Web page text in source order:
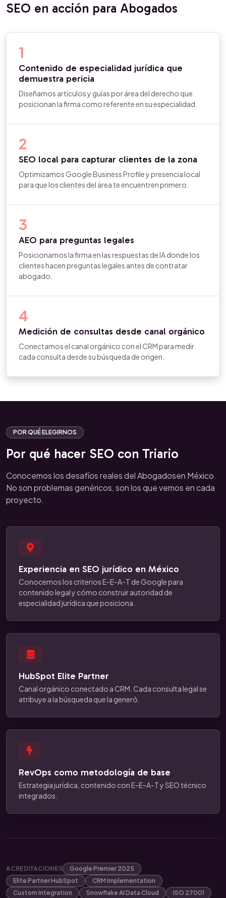
SEO en acción para Abogados
1
Contenido de especialidad jurídica que
demuestra pericia
Diseñamos artículos y guías por área del derecho que
posicionan la firma como referente en su especialidad.
2
SEO local para capturar clientes de la zona
Optimizamos Google Business Profile y presencia local
para que los clientes del área te encuentren primero.
3
AEO para preguntas legales
Posicionamos la firma en las respuestas de IA donde los
clientes hacen preguntas legales antes de contratar
abogado.
4
Medición de consultas desde canal orgánico
Conectamos el canal orgánico con el CRM para medir
cada consulta desde su búsqueda de origen.
POR QUÉ ELEGIRNOS
Por qué hacer SEO con Triario
Conocemos los desafíos reales del Abogadosen México.
No son problemas genéricos, son los que vemos en cada
proyecto.
Experiencia en SEO jurídico en México
Conocemos los criterios E-E-A-T de Google para
contenido legal y cómo construir autoridad de
especialidad jurídica que posiciona.
HubSpot Elite Partner
Canal orgánico conectado a CRM. Cada consulta legal se
atribuye a la búsqueda que la generó.
RevOps como metodología de base
Estrategia jurídica, contenido con E-E-A-T y SEO técnico
integrados.
ACREDITACIONES
Google Premier 2025
Elite Partner HubSpot
CRM Implementation
Custom Integration
Snowflake AI Data Cloud ISO 27001